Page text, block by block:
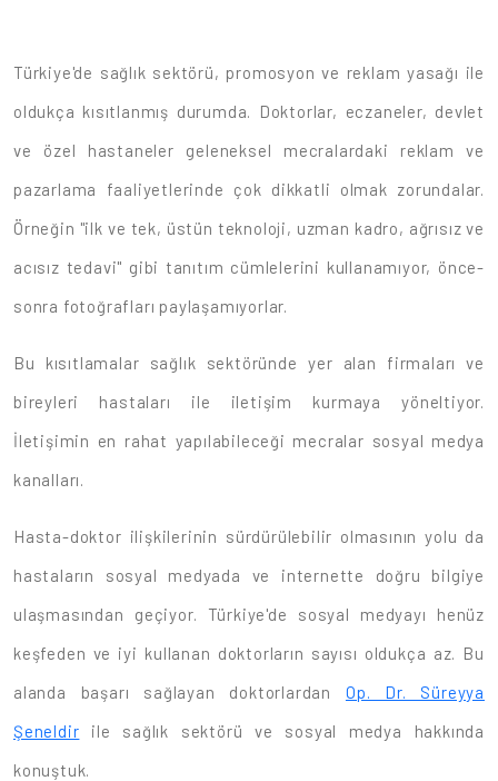
Türkiye'de sağlık sektörü, promosyon ve reklam yasağı ile
oldukça kısıtlanmış durumda. Doktorlar, eczaneler, devlet
ve özel hastaneler geleneksel mecralardaki reklam ve
pazarlama faaliyetlerinde çok dikkatli olmak zorundalar.
Örneğin "ilk ve tek, üstün teknoloji, uzman kadro, ağrısız ve
acısız tedavi" gibi tanıtım cümlelerini kullanamıyor, önce-
sonra fotoğrafları paylaşamıyorlar.
Bu kısıtlamalar sağlık sektöründe yer alan firmaları ve
bireyleri hastaları ile iletişim kurmaya yöneltiyor.
İletişimin en rahat yapılabileceği mecralar sosyal medya
kanalları.
Hasta-doktor ilişkilerinin sürdürülebilir olmasının yolu da
hastaların sosyal medyada ve internette doğru bilgiye
ulaşmasından geçiyor. Türkiye'de sosyal medyayı henüz
keşfeden ve iyi kullanan doktorların sayısı oldukça az. Bu
alanda başarı sağlayan doktorlardan Op. Dr. Süreyya
Şeneldir ile sağlık sektörü ve sosyal medya hakkında
konuştuk.